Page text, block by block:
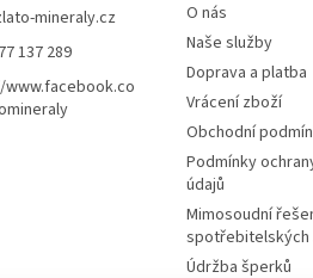
mineraly.cz
137 289
O nás
Naše služby
Doprava a platba
Vrácení zboží
Obchodní
Podmínky
údajů
Mimosoudní
spotřebitelských
Údržba šperků